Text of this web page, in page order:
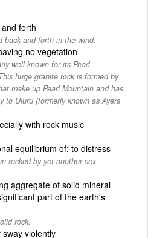
forth
back and forth in the wind.
no vegetation
well known for its Pearl
huge granite rock is formed by
make up Pearl Mountain and has
to Uluru (formerly known as Ayers
with rock music
equilibrium of; to distress
rocked by yet another sex
aggregate of solid mineral
part of the earth's
rock.
violently